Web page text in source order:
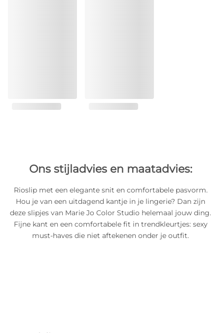
Ons stijladvies en maatadvies:
Rioslip met een elegante snit en comfortabele pasvorm.
Hou je van een uitdagend kantje in je lingerie? Dan zijn
deze slipjes van Marie Jo Color Studio helemaal jouw ding.
Fijne kant en een comfortabele fit in trendkleurtjes: sexy
must-haves die niet aftekenen onder je outfit.